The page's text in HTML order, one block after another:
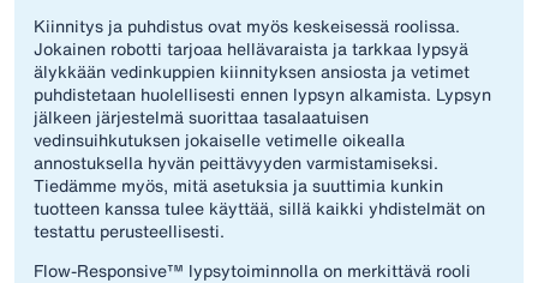
Kiinnitys ja puhdistus ovat myös keskeisessä roolissa.
Jokainen robotti tarjoaa hellävaraista ja tarkkaa lypsyä
älykkään vedinkuppien kiinnityksen ansiosta ja vetimet
puhdistetaan huolellisesti ennen lypsyn alkamista. Lypsyn
jälkeen järjestelmä suorittaa tasalaatuisen
vedinsuihkutuksen jokaiselle vetimelle oikealla
annostuksella hyvän peittävyyden varmistamiseksi.
Tiedämme myös, mitä asetuksia ja suuttimia kunkin
tuotteen kanssa tulee käyttää, sillä kaikki yhdistelmät on
testattu perusteellisesti.
Flow-Responsive™ lypsytoiminnolla on merkittävä rooli